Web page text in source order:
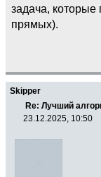
задача, которые
прямых).
Skipper
Re: Лучший
23.12.2025, 10:50